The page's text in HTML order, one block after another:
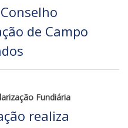
de Campo
Fundiária
realiza